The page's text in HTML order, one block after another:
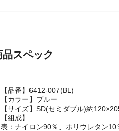
【品番】6412-007(BL)
【カラー】ブルー
【サイズ】SD(セミダブル)約
【組成】